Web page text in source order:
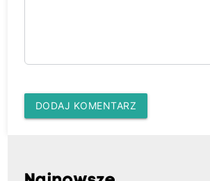
DODAJ KOMENTARZ